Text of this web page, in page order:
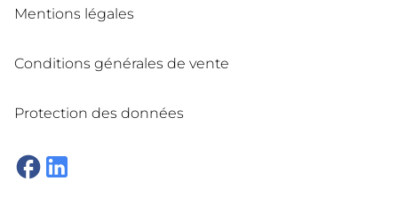
Mentions légales
Conditions générales de vente
Protection des données